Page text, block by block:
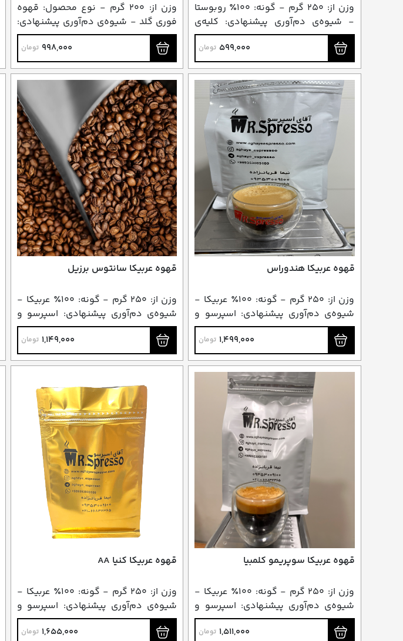
وزن از: ۲۵۰ گرم - گونه: ۱۰۰٪ روبوستا
- شیوه‌ی دم‌آوری پیشنهادی: کلیه‌ی
روش‌های دم‌آوری
599,000 تومان
وزن از: 2۰0 گرم - نوع محصول: قهوه
فوری گلد - شیوه‌ی دم‌آوری پیشنهادی:
فوری
998,000 تومان
قهوه عربیکا هندوراس
وزن از: ۲۵۰ گرم - گونه: ۱۰۰٪ عربیکا -
شیوه‌ی دم‌آوری پیشنهادی: اسپرسو و
فرانسه (دمی)
1,499,000 تومان
قهوه عربیکا سانتوس برزیل
وزن از: ۲۵۰ گرم - گونه: ۱۰۰٪ عربیکا -
شیوه‌ی دم‌آوری پیشنهادی: اسپرسو و
فرانسه (دمی)
1,149,000 تومان
قهوه عربیکا سوپریمو کلمبیا
وزن از: ۲۵۰ گرم - گونه: ۱۰۰٪ عربیکا -
شیوه‌ی دم‌آوری پیشنهادی: اسپرسو و
فرانسه (دمی)
1,511,000 تومان
قهوه عربیکا کنیا AA
وزن از: ۲۵۰ گرم - گونه: ۱۰۰٪ عربیکا -
شیوه‌ی دم‌آوری پیشنهادی: اسپرسو و
فرانسه (دمی)
1,655,000 تومان